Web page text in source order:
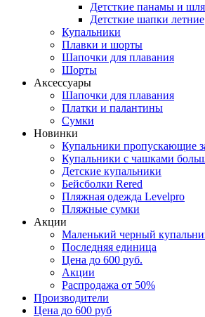
Детсткие панамы и
Детсткие шапки летние
Купальники
Плавки и шорты
Шапочки для плавания
Шорты
Аксессуары
Шапочки для плавания
Платки и палантины
Сумки
Новинки
Купальники пропускающие
Купальники с чашками
Детские купальники
Бейсболки Rered
Пляжная одежда Levelpro
Пляжные сумки
Акции
Маленький черный
Последняя единица
Цена до 600 руб.
Акции
Распродажа от 50%
Производители
Цена до 600 руб